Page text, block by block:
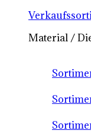
Material /